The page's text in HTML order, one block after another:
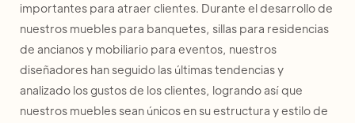
importantes para atraer clientes. Durante el desarrollo de
nuestros muebles para banquetes, sillas para residencias
de ancianos y mobiliario para eventos, nuestros
diseñadores han seguido las últimas tendencias y
analizado los gustos de los clientes, logrando así que
nuestros muebles sean únicos en su estructura y estilo de